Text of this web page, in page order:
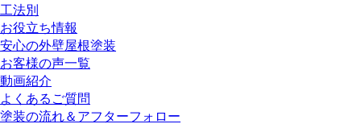
工法別
お役立ち情報
安心の外壁屋根塗装
お客様の声一覧
動画紹介
よくあるご質問
塗装の流れ＆アフターフォロー